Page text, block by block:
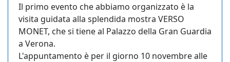
Il primo evento che abbiamo organizzato è la
visita guidata alla splendida mostra VERSO
MONET, che si tiene al Palazzo della Gran Guardia
a Verona.
L'appuntamento è per il giorno 10 novembre alle